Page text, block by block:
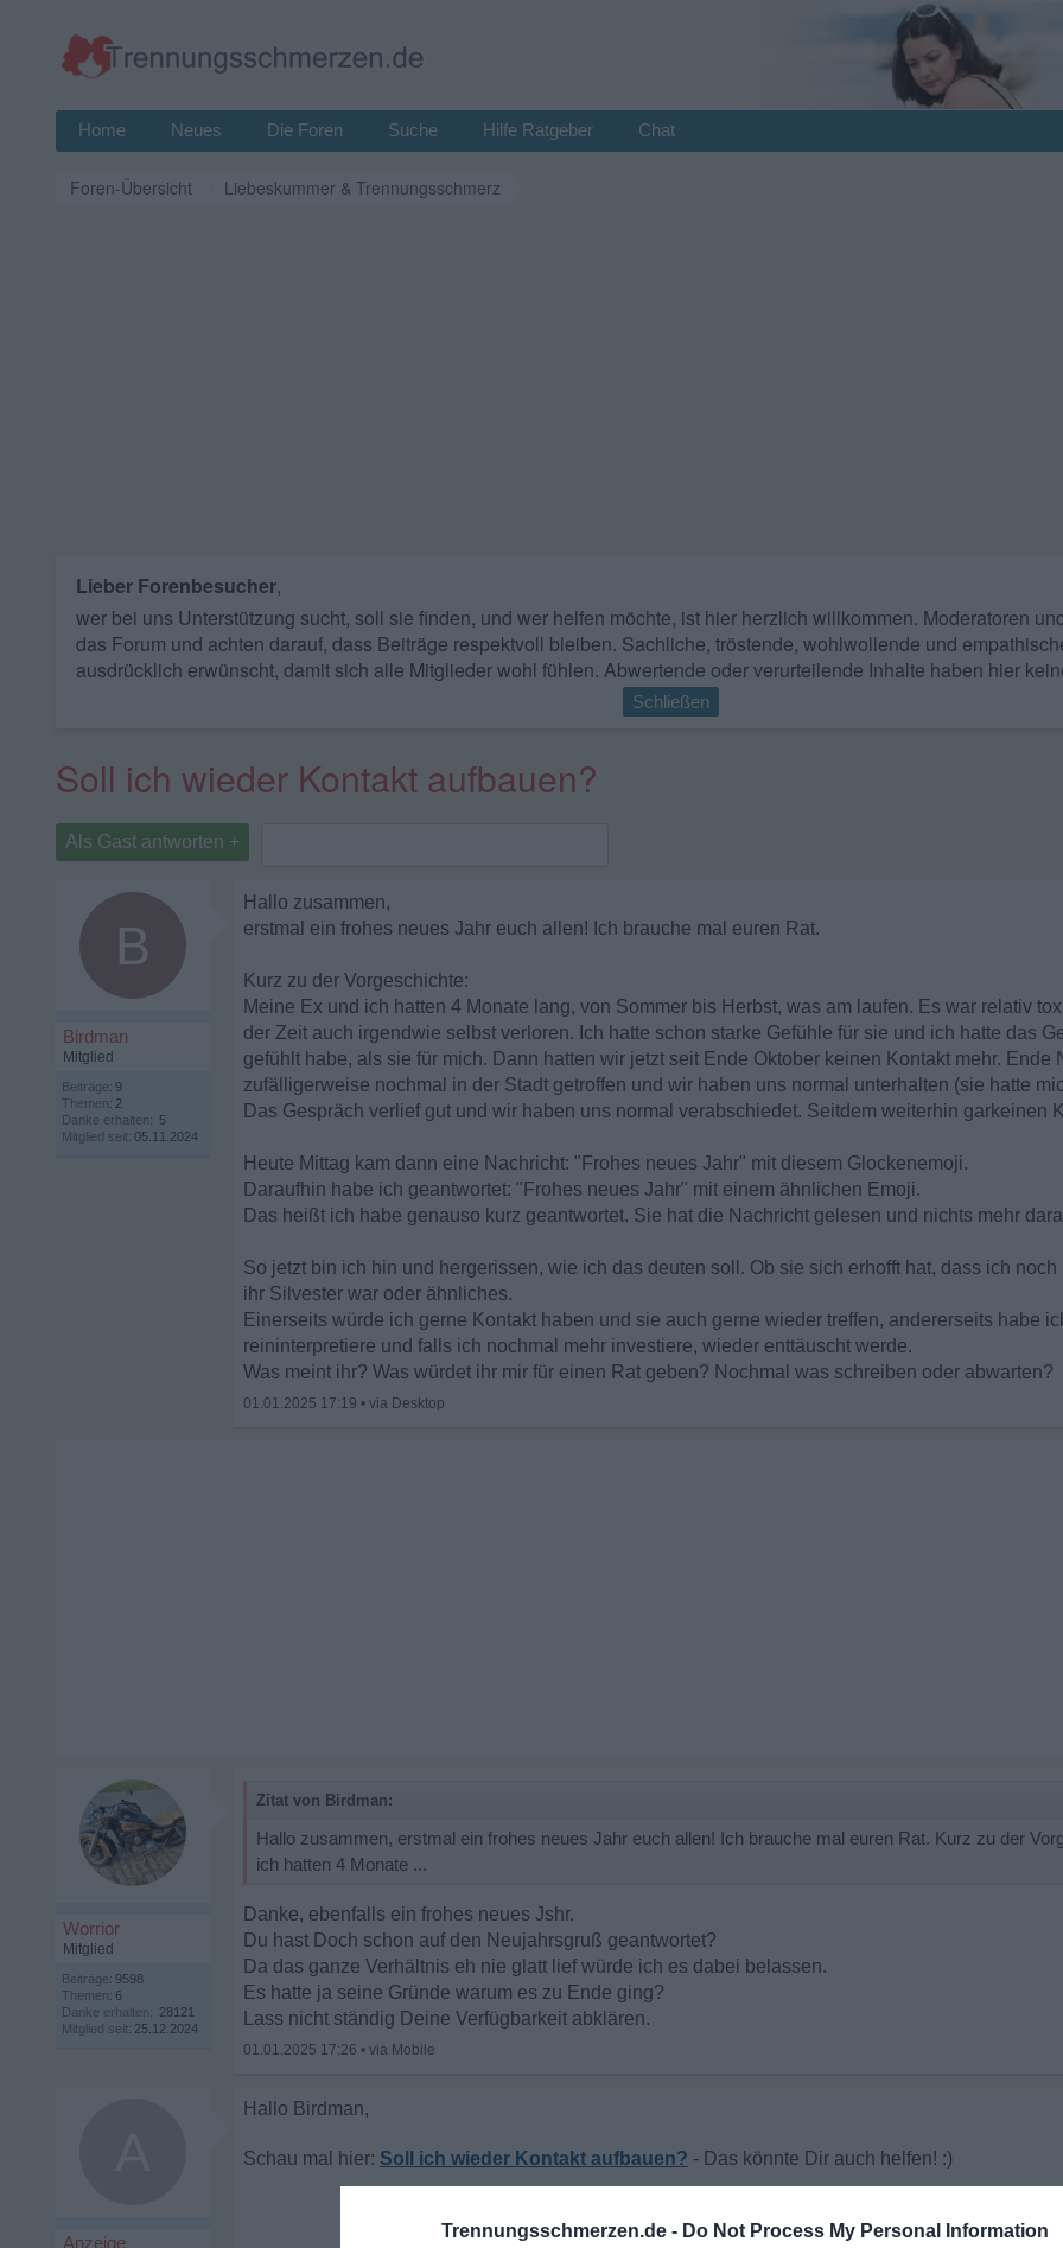
Trennungsschmerzen.de - Do Not Process My Personal Information
Home Neues Die Foren Suche Hilfe Ratgeber Chat
Foren-Übersicht Liebeskummer & Trennungsschmerz
Lieber Forenbesucher,
wer bei uns Unterstützung sucht, soll sie finden, und wer helfen möchte, ist hier herzlich willkommen. Moderatoren
das Forum und achten darauf, dass Beiträge respektvoll bleiben. Sachliche, tröstende, wohlwollende und
ausdrücklich erwünscht, damit sich alle Mitglieder wohl fühlen. Abwertende oder verurteilende Inhalte haben hier
Schließen
Soll ich wieder Kontakt aufbauen?
Als Gast antworten +
B
Birdman
Mitglied
Beiträge: 9
Themen: 2
Danke erhalten: 5
Mitglied seit: 05.11.2024
Hallo zusammen,
erstmal ein frohes neues Jahr euch allen! Ich brauche mal euren Rat.
Kurz zu der Vorgeschichte:
Meine Ex und ich hatten 4 Monate lang, von Sommer bis Herbst, was am laufen. Es war relativ
der Zeit auch irgendwie selbst verloren. Ich hatte schon starke Gefühle für sie und ich hatte das
gefühlt habe, als sie für mich. Dann hatten wir jetzt seit Ende Oktober keinen Kontakt mehr. Ende
zufälligerweise nochmal in der Stadt getroffen und wir haben uns normal unterhalten (sie hatte
Das Gespräch verlief gut und wir haben uns normal verabschiedet. Seitdem weiterhin garkeinen
Heute Mittag kam dann eine Nachricht: "Frohes neues Jahr" mit diesem Glockenemoji.
Daraufhin habe ich geantwortet: "Frohes neues Jahr" mit einem ähnlichen Emoji.
Das heißt ich habe genauso kurz geantwortet. Sie hat die Nachricht gelesen und nichts mehr
So jetzt bin ich hin und hergerissen, wie ich das deuten soll. Ob sie sich erhofft hat, dass ich
ihr Silvester war oder ähnliches.
Einerseits würde ich gerne Kontakt haben und sie auch gerne wieder treffen, andererseits habe
reininterpretiere und falls ich nochmal mehr investiere, wieder enttäuscht werde.
Was meint ihr? Was würdet ihr mir für einen Rat geben? Nochmal was schreiben oder abwarten?
01.01.2025 17:19 •
Worrior
Mitglied
Beiträge: 9598
Themen: 6
Danke erhalten: 28121
Mitglied seit: 25.12.2024
Zitat von Birdman:
Hallo zusammen, erstmal ein frohes neues Jahr euch allen! Ich brauche mal euren Rat. Kurz zu der
ich hatten 4 Monate ...
Danke, ebenfalls ein frohes neues Jshr.
Du hast Doch schon auf den Neujahrsgruß geantwortet?
Da das ganze Verhältnis eh nie glatt lief würde ich es dabei belassen.
Es hatte ja seine Gründe warum es zu Ende ging?
Lass nicht ständig Deine Verfügbarkeit abklären.
01.01.2025 17:26 •
Soll ich wieder Kontakt aufbauen?